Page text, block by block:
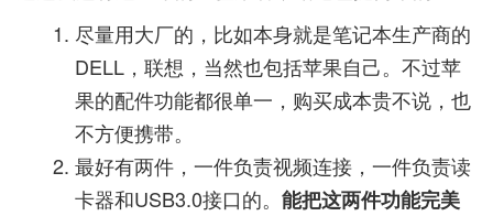
尽量用大厂的，比如本身就是笔记本生产商的
DELL，联想，当然也包括苹果自己。不过苹
果的配件功能都很单一，购买成本贵不说，也
不方便携带。
最好有两件，一件负责视频连接，一件负责读
卡器和USB3.0接口的。 能把这两件功能完美